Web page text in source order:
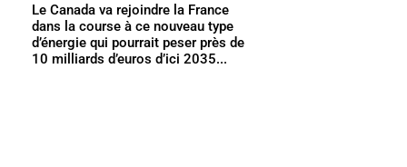
Le Canada va rejoindre la France
dans la course à ce nouveau type
d’énergie qui pourrait peser près de
10 milliards d’euros d’ici 2035...